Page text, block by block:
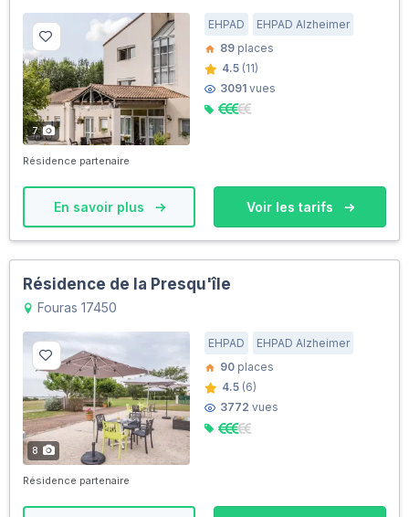
7
EHPAD
EHPAD Alzheimer
89 places
4.5 (11)
3091 vues
Résidence partenaire
En savoir plus Voir les tarifs
Résidence de la Presqu'île
Fouras 17450
8
EHPAD
EHPAD Alzheimer
90 places
4.5 (6)
3772 vues
Résidence partenaire